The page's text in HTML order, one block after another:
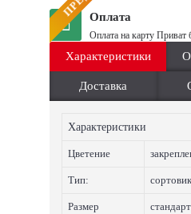
Оплата
Оплата на карту Приват
Характеристики
Доставка
Характеристики
Цветение
Тип:
Размер